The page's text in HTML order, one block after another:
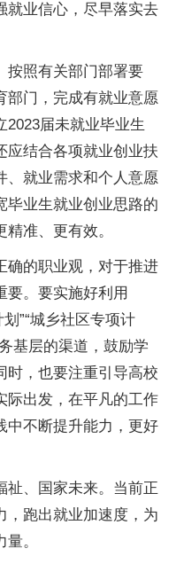
就业信心，尽早落实去
按照有关部门部署要
部门，完成有就业意愿
2023届未就业毕业生
应结合各项就业创业扶
、就业需求和个人意愿
毕业生就业创业思路的
准、更有效。
确的职业观，对于推进
要。要实施好利用
划”“城乡社区专项计
基层的渠道，鼓励学
时，也要注重引导高校
际出发，在平凡的工作
中不断提升能力，更好
祉、国家未来。当前正
，跑出就业加速度，为
。